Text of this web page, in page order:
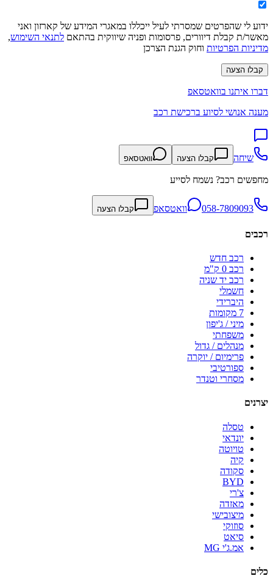
ידוע לי שהפרטים שמסרתי לעיל ייכללו במאגרי המידע של קארזון ואני
מאשר/ת קבלת דיוורים, פרסומות ופניה שיווקית בהתאם לתנאי השימוש,
מדיניות הפרטיות וחוק הגנת הצרכן
קבלו הצעה
דברו איתנו בוואטסאפ
מענה אנושי לסיוע ברכישת רכב
שיחה קבלו הצעה וואטסאפ
מחפשים רכב? נשמח לסייע
058-7809093 וואטסאפ קבלו הצעה
רכבים
רכב חדש
רכב 0 ק"מ
רכב יד שניה
חשמלי
היברידי
7 מקומות
מיני / ג'יפון
משפחתי
מנהלים / גדול
פרימיום / יוקרה
ספורטיבי
מסחרי וטנדר
יצרנים
טסלה
יונדאי
טויוטה
קיה
סקודה
BYD
צ'רי
מאזדה
מיצובישי
סוזוקי
סיאט
אמ.ג'י MG
כלים